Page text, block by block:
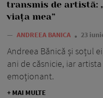
transmis de artistă:
viața mea”
— ANDREEA BANICA 23
Andreea Bănică și soțul
ani de căsnicie, iar
emoționant.
+ MAI MULTE